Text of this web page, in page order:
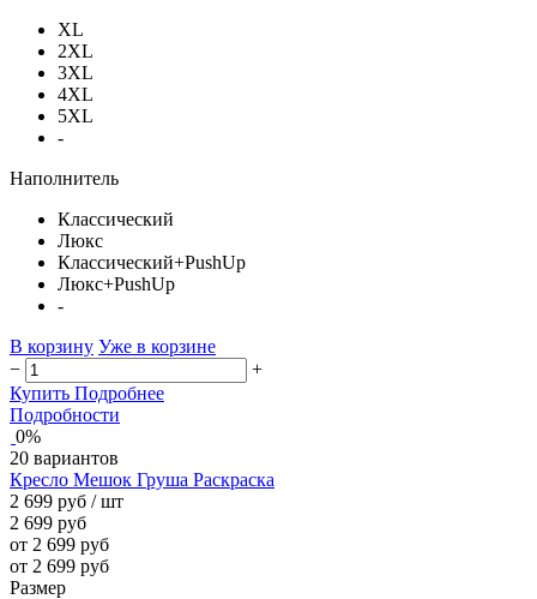
XL
2XL
3XL
4XL
5XL
-
Наполнитель
Классический
Люкс
Классический+PushUp
Люкс+PushUp
-
В корзину Уже в корзине
−
+
Купить Подробнее
Подробности
0%
20 вариантов
Кресло Мешок Груша Раскраска
2 699 руб / шт
2 699 руб
от 2 699 руб
от 2 699 руб
Размер